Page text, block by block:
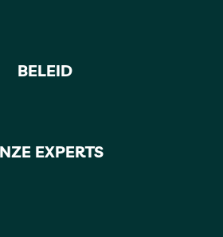
BELEID
EXPERTS